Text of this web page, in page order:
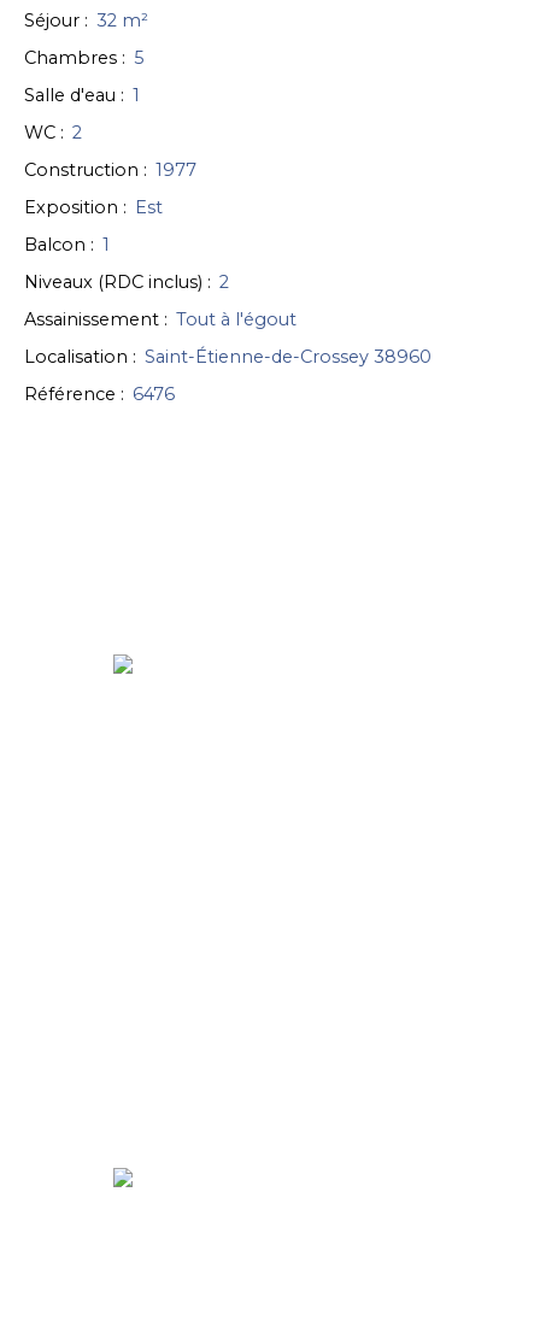
Séjour : 32 m²
Chambres : 5
Salle d'eau : 1
WC : 2
Construction : 1977
Exposition : Est
Balcon : 1
Niveaux (RDC inclus) : 2
Assainissement : Tout à l'égout
Localisation : Saint-Étienne-de-Crossey 38960
Référence : 6476